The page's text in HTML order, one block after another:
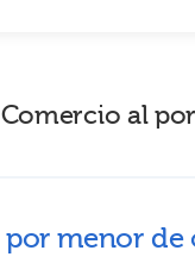
al
menor